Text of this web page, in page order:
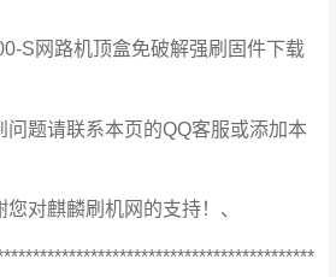
S网路机顶盒免破解强刷固件下载
问题请联系本页的QQ客服或添加本
对麒麟刷机网的支持！、